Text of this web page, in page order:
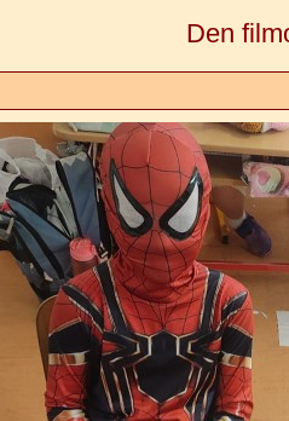
Den